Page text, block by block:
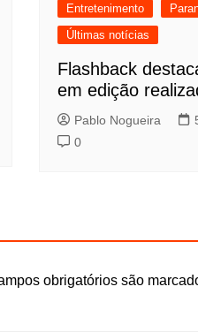
Entretenimento
Últimas notícias
Flashback
em edição
Pablo Nogueira
0
obrigatórios são